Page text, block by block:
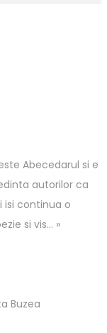
Abecedarul si e
autorilor ca
isi continua o
si vis… »
Buzea